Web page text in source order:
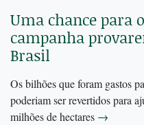
Uma chance para
campanha
Brasil
Os bilhões que foram gastos
poderiam ser revertidos para
milhões de hectares →